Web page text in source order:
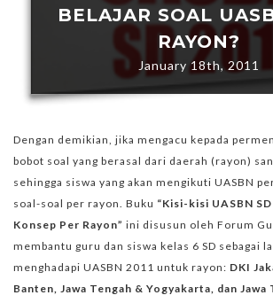
BELAJAR SOAL
RAYON?
January 18th, 2011
Dengan demikian, jika mengacu kepada
bobot soal yang berasal dari daerah (rayon)
sehingga siswa yang akan mengikuti UASBN
soal-soal per rayon. Buku “Kisi-kisi UASBN
Konsep Per Rayon” ini disusun oleh Forum
membantu guru dan siswa kelas 6 SD sebagai
menghadapi UASBN 2011 untuk rayon: DKI
Banten, Jawa Tengah & Yogyakarta, dan Jawa